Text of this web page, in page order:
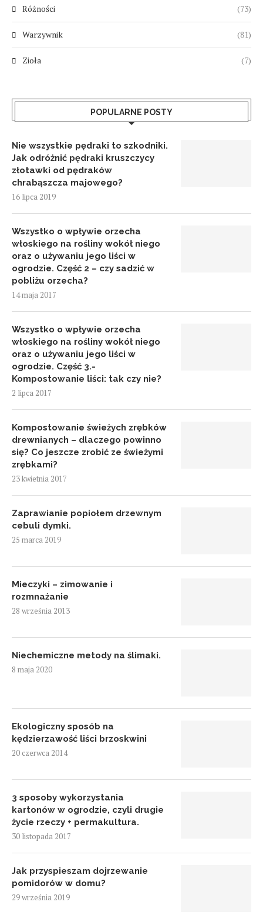
Różności (73)
Warzywnik (81)
Zioła (7)
POPULARNE POSTY
Nie wszystkie pędraki to szkodniki.
Jak odróżnić pędraki kruszczycy
złotawki od pędraków
chrabąszcza majowego?
16 lipca 2019
Wszystko o wpływie orzecha
włoskiego na rośliny wokół niego
oraz o używaniu jego liści w
ogrodzie. Część 2 – czy sadzić w
pobliżu orzecha?
14 maja 2017
Wszystko o wpływie orzecha
włoskiego na rośliny wokół niego
oraz o używaniu jego liści w
ogrodzie. Część 3.-
Kompostowanie liści: tak czy nie?
2 lipca 2017
Kompostowanie świeżych zrębków
drewnianych – dlaczego powinno
się? Co jeszcze zrobić ze świeżymi
zrębkami?
23 kwietnia 2017
Zaprawianie popiołem drzewnym
cebuli dymki.
25 marca 2019
Mieczyki – zimowanie i
rozmnażanie
28 września 2013
Niechemiczne metody na ślimaki.
8 maja 2020
Ekologiczny sposób na
kędzierzawość liści brzoskwini
20 czerwca 2014
3 sposoby wykorzystania
kartonów w ogrodzie, czyli drugie
życie rzeczy + permakultura.
30 listopada 2017
Jak przyspieszam dojrzewanie
pomidorów w domu?
29 września 2019